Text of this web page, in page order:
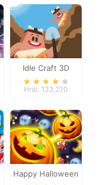
Idle Craft 3D
Hrál: 123,210
Happy Halloween